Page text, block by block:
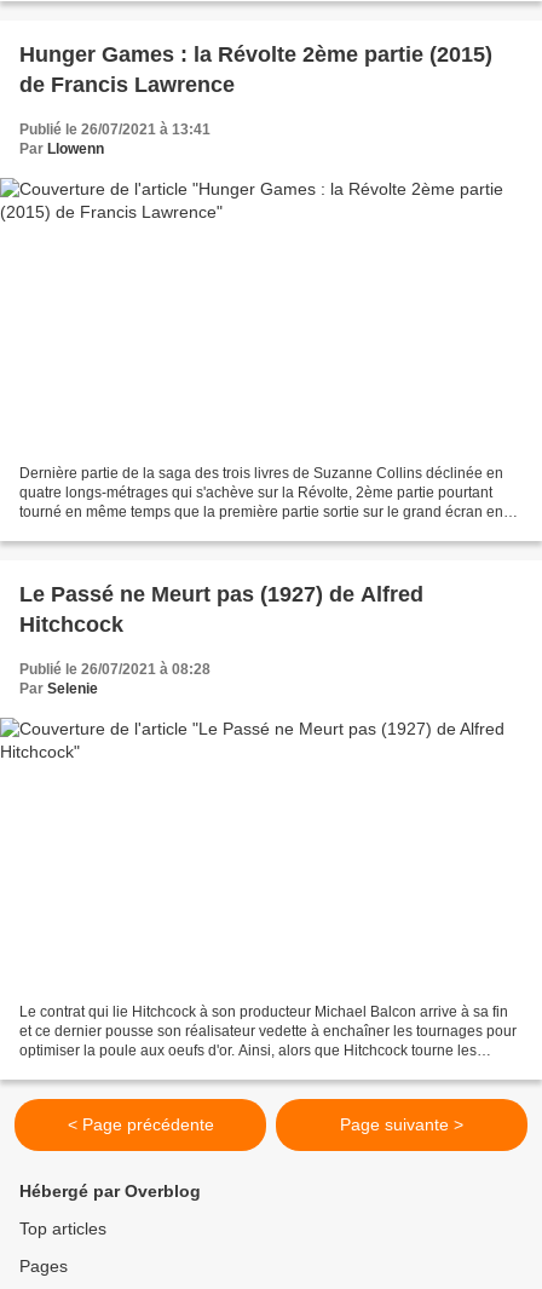
Hunger Games : la Révolte 2ème partie (2015)
de Francis Lawrence
Publié le 26/07/2021 à 13:41
Par Llowenn
Dernière partie de la saga des trois livres de Suzanne Collins déclinée en
quatre longs-métrages qui s'achève sur la Révolte, 2ème partie pourtant
tourné en même temps que la première partie sortie sur le grand écran en
Le Passé ne Meurt pas (1927) de Alfred
Hitchcock
Publié le 26/07/2021 à 08:28
Par Selenie
Le contrat qui lie Hitchcock à son producteur Michael Balcon arrive à sa fin
et ce dernier pousse son réalisateur vedette à enchaîner les tournages pour
optimiser la poule aux oeufs d'or. Ainsi, alors que Hitchcock tourne les
< Page précédente Page suivante >
Hébergé par Overblog
Top articles
Pages